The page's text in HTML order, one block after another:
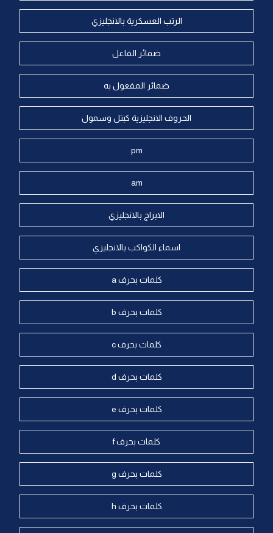
الرتب العسكرية بالانجليزي
ضمائر الفاعل
ضمائر المفعول به
الحروف الانجليزية كبتل وسمول
pm
am
الابراج بالانجليزي
اسماء الكواكب بالانجليزي
كلمات بحرف a
كلمات بحرف b
كلمات بحرف c
كلمات بحرف d
كلمات بحرف e
كلمات بحرف f
كلمات بحرف g
كلمات بحرف h